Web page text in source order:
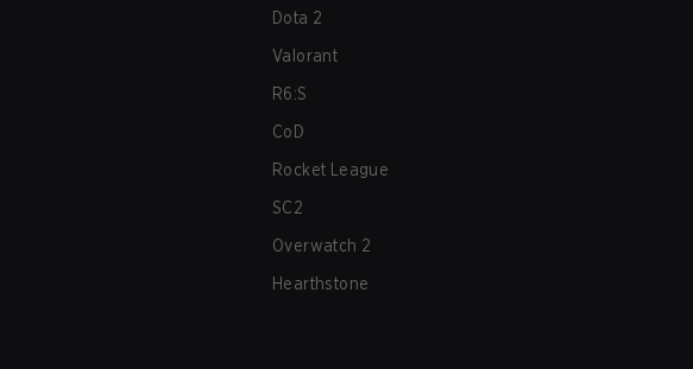
Dota 2
Valorant
R6:S
CoD
Rocket League
SC2
Overwatch 2
Hearthstone